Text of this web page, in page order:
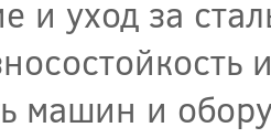
и уход за
машин и